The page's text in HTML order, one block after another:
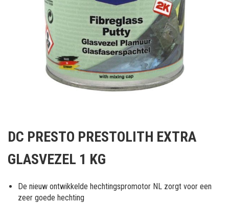
het
van
afbeeldingen-
gallerij
DC PRESTO PRESTOLITH EXTRA
GLASVEZEL 1 KG
De nieuw ontwikkelde hechtingspromotor NL zorgt voor een
zeer goede hechting